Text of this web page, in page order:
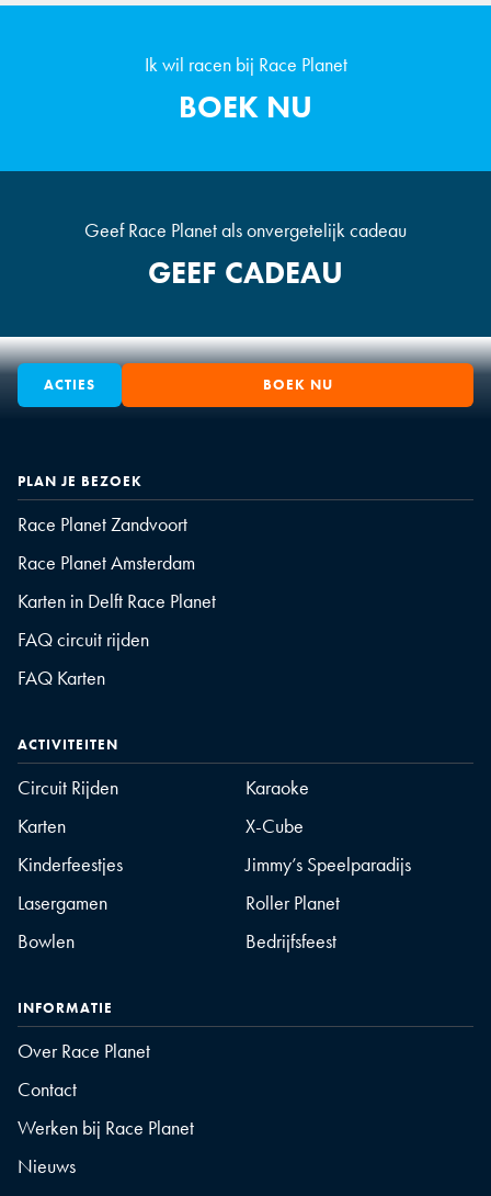
Ik wil racen bij Race Planet
BOEK NU
Geef Race Planet als onvergetelijk cadeau
GEEF CADEAU
ACTIES BOEK NU
PLAN JE BEZOEK
Race Planet Zandvoort
Race Planet Amsterdam
Karten in Delft Race Planet
FAQ circuit rijden
FAQ Karten
ACTIVITEITEN
Circuit Rijden
Karaoke
Karten
X-Cube
Kinderfeestjes
Jimmy’s Speelparadijs
Lasergamen
Roller Planet
Bowlen
Bedrijfsfeest
INFORMATIE
Over Race Planet
Contact
Werken bij Race Planet
Nieuws